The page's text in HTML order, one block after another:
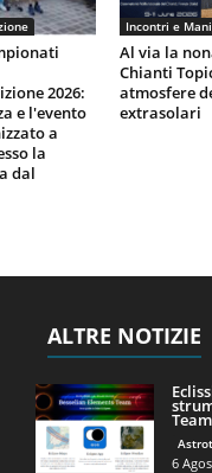
2026:
e l'evento
a
la
dal
Incontri e
Al via la
Chianti
atmosfere
extrasolari
ALTRE NOTIZIE
6